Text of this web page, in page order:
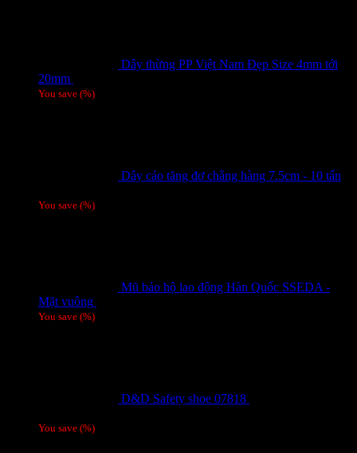
Dây thừng PP Việt Nam Đẹp Size 4mm tới
20mm
You save (%)
Dây cảo tăng đơ chằng hàng 7.5cm - 10 tấn
You save (%)
Mũ bảo hộ lao động Hàn Quốc SSEDA -
Mặt vuông
You save (%)
D&D Safety shoe 07818
You save (%)